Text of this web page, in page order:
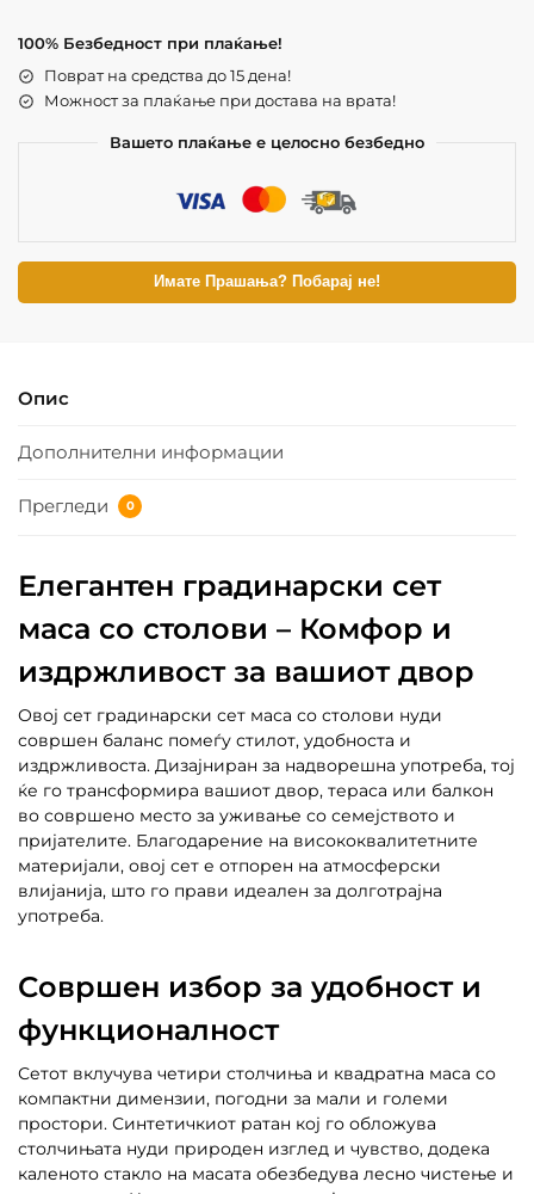
100% Безбедност при плаќање!
Поврат на средства до 15 дена!
Можност за плаќање при достава на врата!
Вашето плаќање е целосно безбедно
Имате Прашања? Побарај не!
Опис
Дополнителни информации
Прегледи 0
Елегантен градинарски сет
маса со столови – Комфор и
издржливост за вашиот двор
Овој сет градинарски сет маса со столови нуди
совршен баланс помеѓу стилот, удобноста и
издржливоста. Дизајниран за надворешна употреба, тој
ќе го трансформира вашиот двор, тераса или балкон
во совршено место за уживање со семејството и
пријателите. Благодарение на висококвалитетните
материјали, овој сет е отпорен на атмосферски
влијанија, што го прави идеален за долготрајна
употреба.
Совршен избор за удобност и
функционалност
Сетот вклучува четири столчиња и квадратна маса со
компактни димензии, погодни за мали и големи
простори. Синтетичкиот ратан кој го обложува
столчињата нуди природен изглед и чувство, додека
каленото стакло на масата обезбедува лесно чистење и